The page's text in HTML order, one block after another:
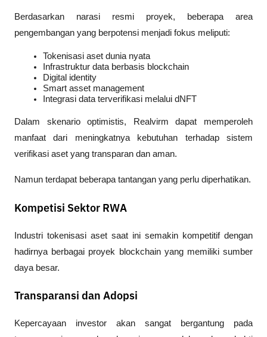
Berdasarkan narasi resmi proyek, beberapa area
pengembangan yang berpotensi menjadi fokus meliputi:
Tokenisasi aset dunia nyata
Infrastruktur data berbasis blockchain
Digital identity
Smart asset management
Integrasi data terverifikasi melalui dNFT
Dalam skenario optimistis, Realvirm dapat memperoleh
manfaat dari meningkatnya kebutuhan terhadap sistem
verifikasi aset yang transparan dan aman.
Namun terdapat beberapa tantangan yang perlu diperhatikan.
Kompetisi Sektor RWA
Industri tokenisasi aset saat ini semakin kompetitif dengan
hadirnya berbagai proyek blockchain yang memiliki sumber
daya besar.
Transparansi dan Adopsi
Kepercayaan investor akan sangat bergantung pada